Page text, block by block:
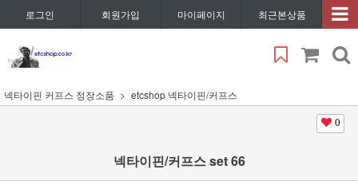
로그인 회원가입 마이페이지 최근본상품
넥타이핀 커프스 정장소품 etcshop 넥타이핀/커프스
0
넥타이핀/커프스 set 66